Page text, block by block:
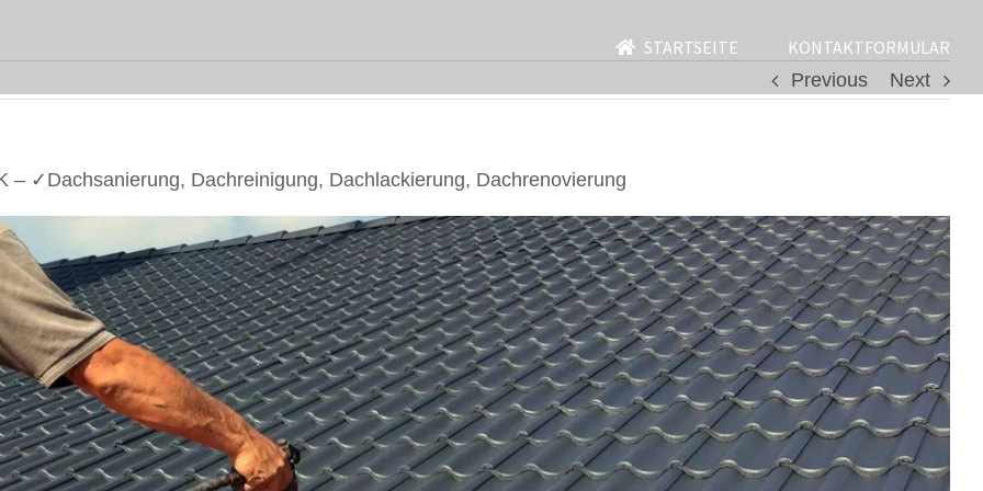
STARTSEITE
KONTAKTFORMULAR
Previous
Next
✓Dachsanierung, Dachreinigung, Dachlackierung, Dachrenovierung